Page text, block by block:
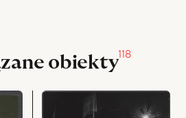
obiekty118
przejdź